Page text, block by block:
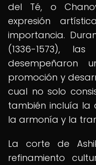
del Té, o
expresión
importancia.
(1336-1573),
promoción y
cual no solo
también incluía la
la armonía y la
La corte de
refinamiento